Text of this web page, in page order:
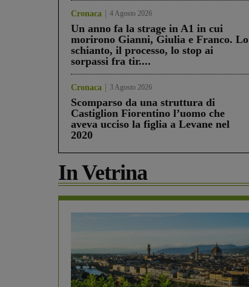
Cronaca 4 Agosto 2026
Un anno fa la strage in A1 in cui
morirono Gianni, Giulia e Franco. Lo
schianto, il processo, lo stop ai
sorpassi fra tir....
Cronaca 3 Agosto 2026
Scomparso da una struttura di
Castiglion Fiorentino l’uomo che
aveva ucciso la figlia a Levane nel
2020
In Vetrina